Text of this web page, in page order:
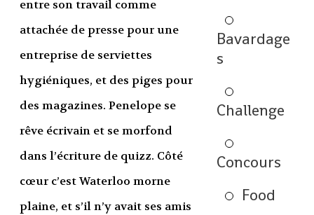
entre son travail comme
attachée de presse pour une
entreprise de serviettes
hygiéniques, et des piges pour
des magazines. Penelope se
rêve écrivain et se morfond
dans l’écriture de quizz. Côté
cœur c’est Waterloo morne
plaine, et s’il n’y avait ses amis
Bavardage
s
Challenge
Concours
Food